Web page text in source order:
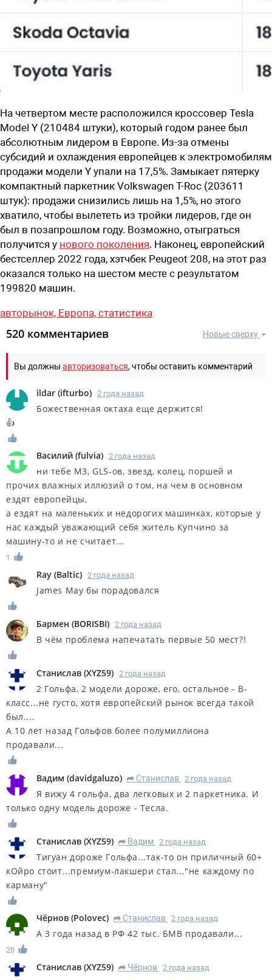
На четвертом месте расположился кроссовер Tesla
Model Y (210484 штуки), который годом ранее был
абсолютным лидером в Европе. Из-за отмены
субсидий и охлаждения европейцев к электромобилям
продажи модели Y упали на 17,5%. Замыкает пятерку
компактный паркетник Volkswagen T-Roc (203611
штук): продажи снизились лишь на 1,5%, но этого
хватило, чтобы вылететь из тройки лидеров, где он
был в позапрошлом году. Возможно, отыграться
получится у нового поколения. Наконец, европейский
бестселлер 2022 года, хэтчбек Peugeot 208, на этот раз
оказался только на шестом месте с результатом
199820 машин.
авторынок, Европа, статистика
Новые сверху
520 комментариев
Вы должны авторизоваться, чтобы оставить комментарий
ildar (ifturbo) 2 года назад
Божественная октаха еще держится!
👍
Василий (fulvia) 2 года назад
ни тебе М3, GLS-ов, звезд, колец, поршей и
прочих влажных иллюзий о том, на чем в основном
ездят европейцы,
а ездят на маленьких и недорогих машинках, которые у
нас каждый уважающий себя житель Купчино за
машину-то и не считает...
1
Ray (Baltic) 2 года назад
James May бы порадовался
Бармен (BORISBI) 2 года назад
В чём проблема напечатать первые 50 мест?!
Станислав (XYZ59) 2 года назад
2 Гольфа, 2 модели дороже, его, остальное - В-
класс...не густо, хотя европейский рынок всегда такой
был....
А 10 лет назад Гольфов более полумиллиона
продавали...
Вадим (davidgaluzo) R Станислав 2 года назад
Я вижу 4 гольфа, два легковых и 2 паркетника. И
только одну модель дороже - Тесла.
Станислав (XYZ59) R Вадим 2 года назад
Тигуан дороже Гольфа...так-то он приличный 60+
кОйро стоит...премиум-лакшери стал..."не каждому по
карману"
Чёрнов (Polovec) R Станислав 2 года назад
А 3 года назад в РФ 42 тыс. БМВ продавали...
20
Станислав (XYZ59) R Чёрнов 2 года назад